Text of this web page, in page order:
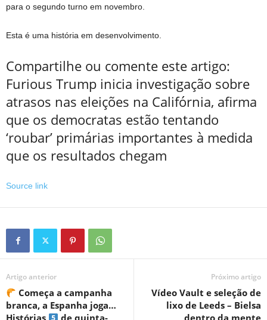
para o segundo turno em novembro.
Esta é uma história em desenvolvimento.
Compartilhe ou comente este artigo:
Furious Trump inicia investigação sobre
atrasos nas eleições na Califórnia, afirma
que os democratas estão tentando
‘roubar’ primárias importantes à medida
que os resultados chegam
Source link
Artigo anterior
Começa a campanha
branca, a Espanha joga…
Histórias
de quinta-
Próximo artigo
Vídeo Vault e seleção de
lixo de Leeds – Bielsa
dentro da mente